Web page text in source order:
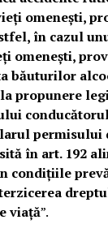
omenești,
în cazul
omenești,
băuturilor
propunere
permisului
în art. 192
condițiile
viață”.